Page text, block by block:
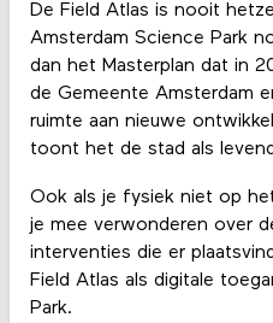
De Field Atlas is nooit
Amsterdam Science Park
dan het Masterplan dat in
de Gemeente Amsterdam
ruimte aan nieuwe
toont het de stad als
Ook als je fysiek niet op
je mee verwonderen over
interventies die er
Field Atlas als digitale
Park.